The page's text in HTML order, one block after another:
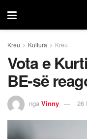
Kreu Kultura Kreu
Vota e
BE-së
nga Vinny 26